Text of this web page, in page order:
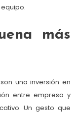
más
una inversión en
entre empresa y
Un gesto que